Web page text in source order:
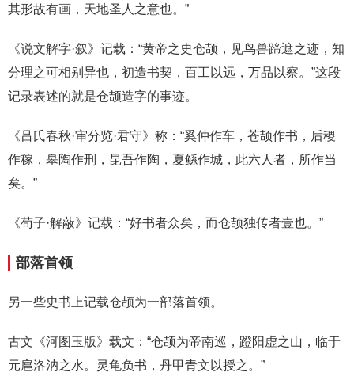
其形故有画，天地圣人之意也。”
《说文解字·叙》记载：“黄帝之史仓颉，见鸟兽蹄遮之迹，知
分理之可相别异也，初造书契，百工以远，万品以察。”这段
记录表述的就是仓颉造字的事迹。
《吕氏春秋·审分览·君守》称：“奚仲作车，苍颉作书，后稷
作稼，皋陶作刑，昆吾作陶，夏鲧作城，此六人者，所作当
矣。”
《苟子·解蔽》记载：“好书者众矣，而仓颉独传者壹也。”
部落首领
另一些史书上记载仓颉为一部落首领。
古文《河图玉版》载文：“仓颉为帝南巡，蹬阳虚之山，临于
元扈洛汭之水。灵龟负书，丹甲青文以授之。”